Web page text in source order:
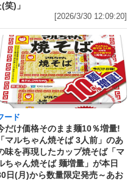
)」
[2026/3/30 12:09:20]
ード
だけ価格そのまま麺10％増量!
「マルちゃん焼そば 3人前」のあ
味を再現したカップ焼そば「マ
ちゃん焼そば 麺増量」が本日
日(月)から数量限定発売～あお